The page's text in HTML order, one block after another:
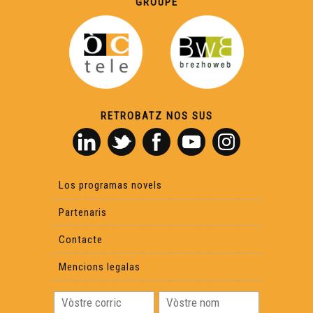
RETROBATZ NOS SUS
Los programas novels
Partenaris
Contacte
Mencions legalas